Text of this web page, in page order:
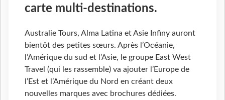
carte multi-destinations.
Australie Tours, Alma Latina et Asie Infiny auront
bientôt des petites sœurs. Après l’Océanie,
l’Amérique du sud et l’Asie, le groupe East West
Travel (qui les rassemble) va ajouter l’Europe de
l’Est et l’Amérique du Nord en créant deux
nouvelles marques avec brochures dédiées.